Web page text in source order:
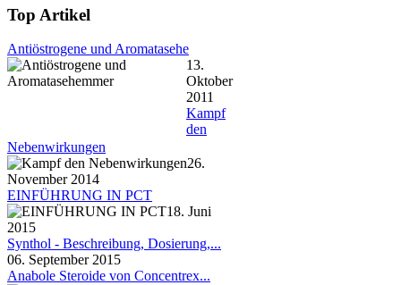
Top Artikel
Antiöstrogene und Aromatasehe
13.
Oktober
2011
Kampf
den
Nebenwirkungen
26.
November 2014
EINFÜHRUNG IN PCT
18. Juni
2015
Synthol - Beschreibung, Dosierung,...
06. September 2015
Anabole Steroide von Concentrex...